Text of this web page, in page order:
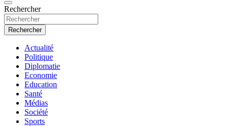
Rechercher
Rechercher
Actualité
Politique
Diplomatie
Economie
Education
Santé
Médias
Société
Sports